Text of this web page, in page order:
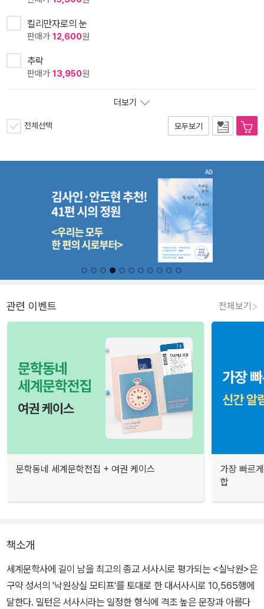
킬리만자로의 눈
판매가 12,600원
추락
판매가 13,950원
더보기
전체선택 모두보기
관련 이벤트 전체보기
문학동네 세계문학전집 + 여권 케이스
가장 빠르
합
책소개
세계문학사에 길이 남을 최고의 종교 서사시로 평가되는 <실낙원>은
구약 성서의 '낙원상실 모티프'를 토대로 한 대서사시로 10,565행에
달한다. 밀턴은 서사시라는 일정한 형식에 격조 높은 문장과 아름다